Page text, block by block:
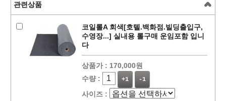
관련상품
코일롤A 회색[호텔.백화점.빌딩출입구,
수영장...] 실내용 롤구매 운임포함 입니
다
상품가 : 170,000원
수량 :
+1 -1
사이즈 :